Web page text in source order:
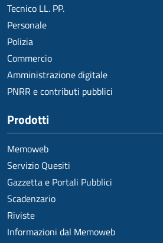
Tecnico LL. PP.
Personale
Polizia
Commercio
Amministrazione digitale
PNRR e contributi pubblici
Prodotti
Memoweb
Servizio Quesiti
Gazzetta e Portali Pubblici
Scadenzario
Riviste
Informazioni dal Memoweb